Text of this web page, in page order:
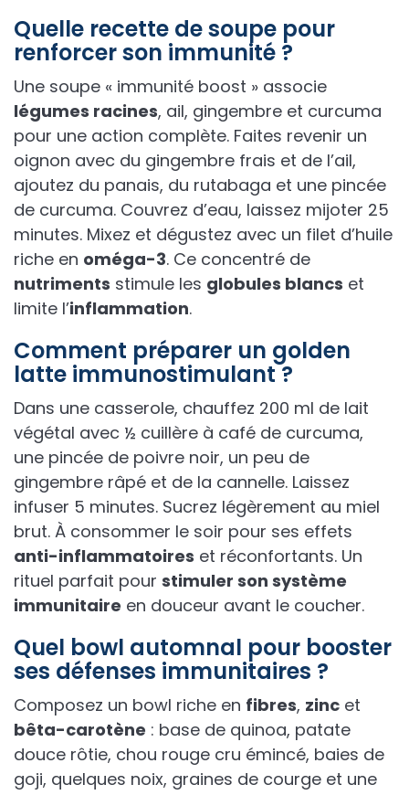
Quelle recette de soupe pour
renforcer son immunité ?
Une soupe « immunité boost » associe
légumes racines, ail, gingembre et curcuma
pour une action complète. Faites revenir un
oignon avec du gingembre frais et de l’ail,
ajoutez du panais, du rutabaga et une pincée
de curcuma. Couvrez d’eau, laissez mijoter 25
minutes. Mixez et dégustez avec un filet d’huile
riche en oméga-3. Ce concentré de
nutriments stimule les globules blancs et
limite l’inflammation.
Comment préparer un golden
latte immunostimulant ?
Dans une casserole, chauffez 200 ml de lait
végétal avec ½ cuillère à café de curcuma,
une pincée de poivre noir, un peu de
gingembre râpé et de la cannelle. Laissez
infuser 5 minutes. Sucrez légèrement au miel
brut. À consommer le soir pour ses effets
anti-inflammatoires et réconfortants. Un
rituel parfait pour stimuler son système
immunitaire en douceur avant le coucher.
Quel bowl automnal pour booster
ses défenses immunitaires ?
Composez un bowl riche en fibres, zinc et
bêta-carotène : base de quinoa, patate
douce rôtie, chou rouge cru émincé, baies de
goji, quelques noix, graines de courge et une